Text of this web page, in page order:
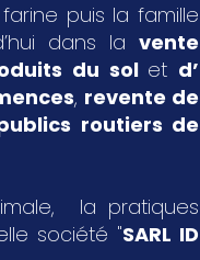
puis la famille
dans la vente
du sol et d’
, revente de
routiers de
la pratiques
société "SARL ID